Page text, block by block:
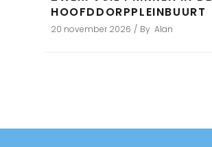
HOOFDDORPPLEINBUURT
20 november 2026 By Alan